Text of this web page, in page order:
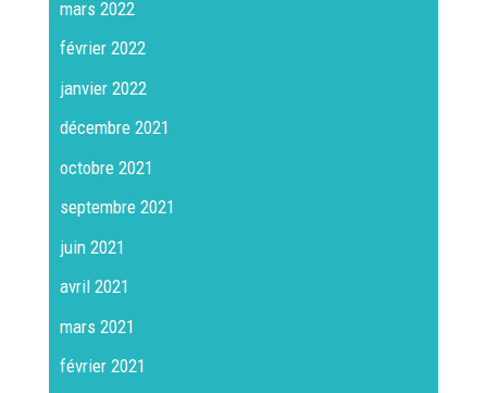
mars 2022
février 2022
janvier 2022
décembre 2021
octobre 2021
septembre 2021
juin 2021
avril 2021
mars 2021
février 2021